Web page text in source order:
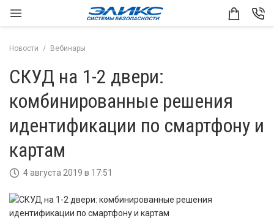
Новости Вебинары
СКУД на 1-2 двери:
комбинированные решения
идентификации по смартфону и
картам
4 августа 2019 в 17:51